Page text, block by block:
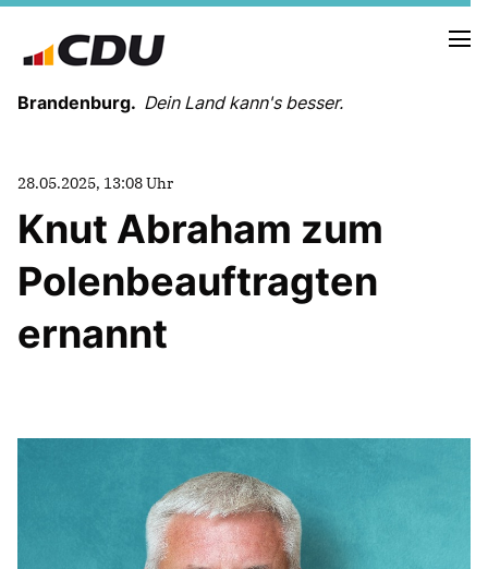
Brandenburg. Dein Land kann's besser.
LANDESVORSTAND
LANDESGESCHÄFTSSTELLE
PARTEIGERICHT
IM LANDTAG
28.05.2025, 13:08 Uhr
Knut Abraham zum
Polenbeauftragten
ernannt